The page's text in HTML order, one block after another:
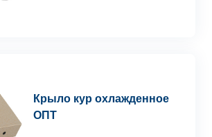
Крыло кур охлажденное
ОПТ